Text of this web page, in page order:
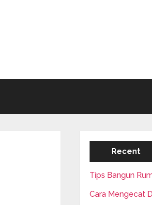
Recent
Tips Bangun
Cara Mengecat